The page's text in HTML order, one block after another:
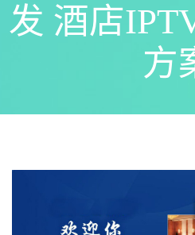
发 酒店
方